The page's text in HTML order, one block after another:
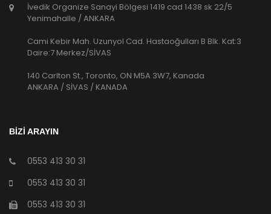
İvedik Organize Sanayi Bölgesi 1419 cad 1438 sk 22/5
Yenimahalle / ANKARA
Cami Kebir Mah. Uzunyol Cad. Hastaoğulları B Blk. Kat:3
Daire:7 Merkez/SİVAS
140 Carlton St., Toronto, ON M5A 3W7, Kanada
ANKARA / SİVAS / KANADA
BİZİ ARAYIN
0553 413 30 31
0553 413 30 31
0553 413 30 31